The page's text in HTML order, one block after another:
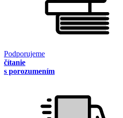
Podporujeme
čítanie
s porozumením